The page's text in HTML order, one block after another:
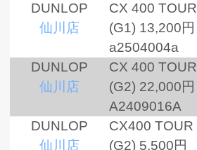
DUNLOP
仙川店
CX 400 TOUR
(G1) 13,200円
a2504004a
DUNLOP
仙川店
CX 400 TOUR
(G2) 22,000円
A2409016A
DUNLOP
仙川店
CX400 TOUR
(G2) 5,500円